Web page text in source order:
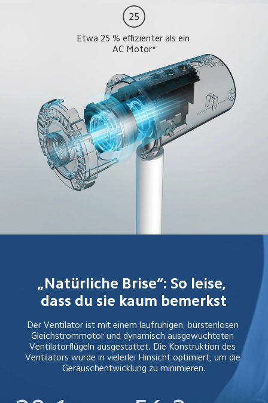
Etwa 25 % effizienter als ein
AC Motor*
„Natürliche Brise“: So leise,
dass du sie kaum bemerkst
Der Ventilator ist mit einem laufruhigen, bürstenlosen
Gleichstrommotor und dynamisch ausgewuchteten
Ventilatorflügeln ausgestattet. Die Konstruktion des
Ventilators wurde in vielerlei Hinsicht optimiert, um die
Geräuschentwicklung zu minimieren.